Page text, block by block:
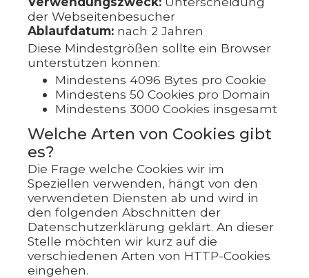
der Webseitenbesucher
Ablaufdatum: nach 2 Jahren
Diese Mindestgrößen sollte ein Browser
unterstützen können:
Mindestens 4096 Bytes pro Cookie
Mindestens 50 Cookies pro Domain
Mindestens 3000 Cookies insgesamt
Welche Arten von Cookies gibt
es?
Die Frage welche Cookies wir im
Speziellen verwenden, hängt von den
verwendeten Diensten ab und wird in
den folgenden Abschnitten der
Datenschutzerklärung geklärt. An dieser
Stelle möchten wir kurz auf die
verschiedenen Arten von HTTP-Cookies
eingehen.